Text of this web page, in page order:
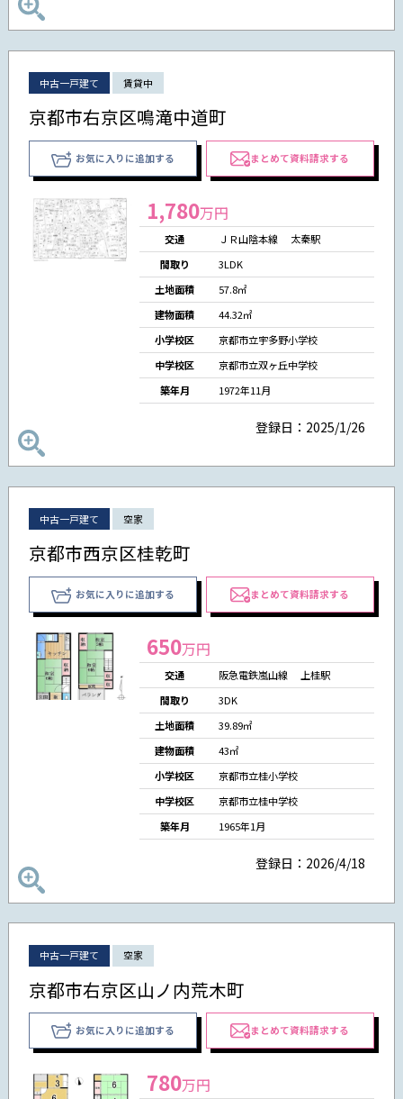
中古一戸建て 賃貸中
京都市右京区鳴滝中道町
お気に入りに追加する まとめて資料請求する
1,780万円
交通
ＪＲ山陰本線 太秦駅
間取り
3LDK
土地面積
57.8㎡
建物面積
44.32㎡
小学校区
京都市立宇多野小学校
中学校区
京都市立双ヶ丘中学校
築年月
1972年11月
登録日：2025/1/26
中古一戸建て 空家
京都市西京区桂乾町
お気に入りに追加する まとめて資料請求する
650万円
交通
阪急電鉄嵐山線 上桂駅
間取り
3DK
土地面積
39.89㎡
建物面積
43㎡
小学校区
京都市立桂小学校
中学校区
京都市立桂中学校
築年月
1965年1月
登録日：2026/4/18
中古一戸建て 空家
京都市右京区山ノ内荒木町
お気に入りに追加する まとめて資料請求する
780万円